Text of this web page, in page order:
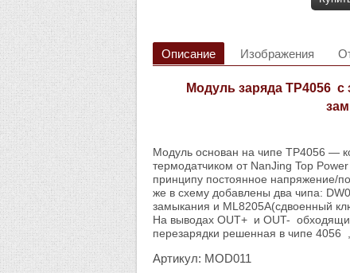
Описание Изображения
Модуль заряда TP4056 c
Модуль основан на чипе TP4056 —
термодатчиком от NanJing Top
принципу постоянное напряжение/
же в схему добавлены два чипа:
замыкания и ML8205A(сдвоенный
На выводах OUT+ и OUT-
перезарядки решенная в чипе 4056
Артикул: MOD011